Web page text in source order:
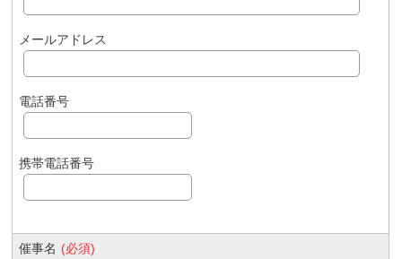
メールアドレス
電話番号
携帯電話番号
催事名 (必須)